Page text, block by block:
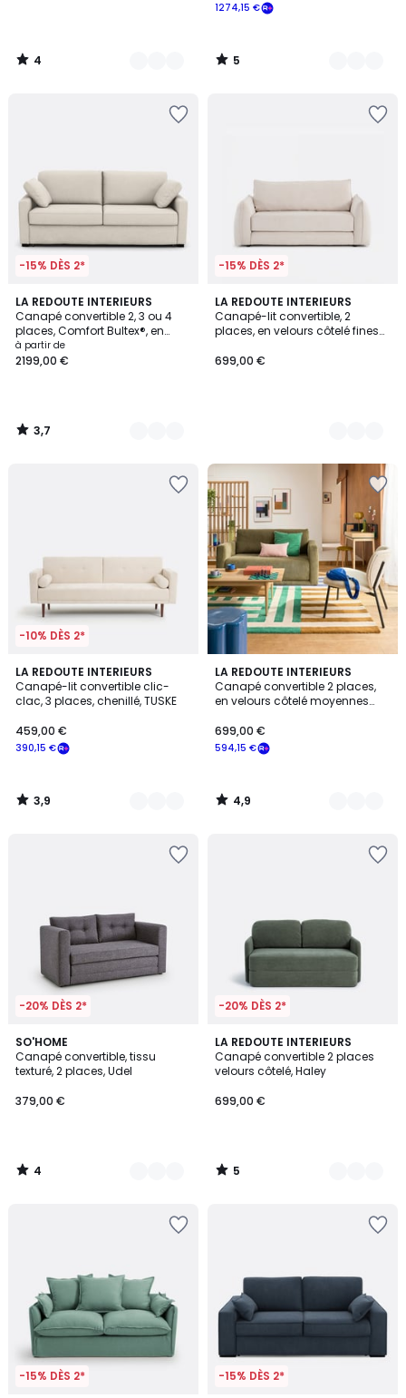
4
/
1274,15 €
5
/
-15% DÈS 2*
LA REDOUTE INTERIEURS
Canapé convertible 2, 3 ou 4
places, Comfort Bultex®, en
polyester, TIMOR
à partir de
2199,00 €
3,7
/ 5
3
Couleurs
3,7
/
-15% DÈS 2*
LA REDOUTE INTERIEURS
Canapé-lit convertible, 2
places, en velours côtelé fines
699,00 €
6
Couleurs
-10% DÈS 2*
LA REDOUTE INTERIEURS
Canapé-lit convertible clic-
clac, 3 places, chenillé, TUSKE
390,15 €
459,00 €
3,9
/ 5
4
Couleurs
3,9
/
LA REDOUTE INTERIEURS
Canapé convertible 2 places,
en velours côtelé moyennes
594,15 €
699,00 €
4,9
/ 5
5
Couleurs
4,9
/
-20% DÈS 2*
SO'HOME
Canapé convertible, tissu
texturé, 2 places, Udel
379,00 €
4
/
5
3
Couleurs
4
/
-20% DÈS 2*
LA REDOUTE INTERIEURS
Canapé convertible 2 places
velours côtelé, Haley
699,00 €
5
/
5
2
Couleurs
5
/
-15% DÈS 2* -15% DÈS 2*